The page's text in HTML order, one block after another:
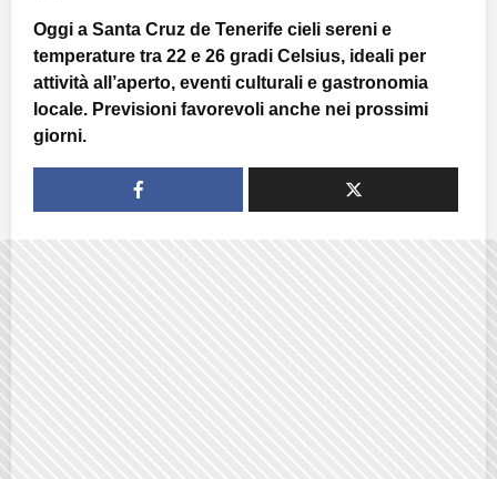
Oggi a Santa Cruz de Tenerife cieli sereni e
temperature tra 22 e 26 gradi Celsius, ideali per
attività all’aperto, eventi culturali e gastronomia
locale. Previsioni favorevoli anche nei prossimi
giorni.